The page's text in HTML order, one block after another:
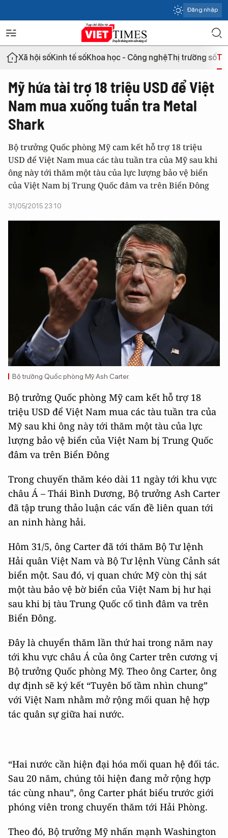
Đăng nhập
Xã hội sốKinh tế sốKhoa học - Công nghệThị trường số
Mỹ hứa tài trợ 18 triệu USD để Việt
Nam mua xuống tuần tra Metal
Shark
Bộ trưởng Quốc phòng Mỹ cam kết hỗ trợ 18 triệu
USD để Việt Nam mua các tàu tuần tra của Mỹ sau khi
ông này tới thăm một tàu của lực lượng bảo vệ biển
của Việt Nam bị Trung Quốc đâm va trên Biển Đông
31/05/2015 23:10
Bộ trưởng Quốc phòng Mỹ Ash Carter.
Bộ trưởng Quốc phòng Mỹ cam kết hỗ trợ 18
triệu USD để Việt Nam mua các tàu tuần tra của
Mỹ sau khi ông này tới thăm một tàu của lực
lượng bảo vệ biển của Việt Nam bị Trung Quốc
đâm va trên Biển Đông
Trong chuyến thăm kéo dài 11 ngày tới khu vực
châu Á – Thái Bình Dương, Bộ trưởng Ash Carter
đã tập trung thảo luận các vấn đề liên quan tới
an ninh hàng hải.
Hôm 31/5, ông Carter đã tới thăm Bộ Tư lệnh
Hải quân Việt Nam và Bộ Tư lệnh Vùng Cảnh sát
biển một. Sau đó, vị quan chức Mỹ còn thị sát
một tàu bảo vệ bờ biển của Việt Nam bị hư hại
sau khi bị tàu Trung Quốc cố tình đâm va trên
Biển Đông.
Đây là chuyển thăm lần thứ hai trong năm nay
tới khu vực châu Á của ông Carter trên cương vị
Bộ trưởng Quốc phòng Mỹ. Theo ông Carter, ông
dự định sẽ ký kết “Tuyên bố tầm nhìn chung”
với Việt Nam nhằm mở rộng mối quan hệ hợp
tác quân sự giữa hai nước.
“Hai nước cần hiện đại hóa mối quan hệ đối tác.
Sau 20 năm, chúng tôi hiện đang mở rộng hợp
tác cùng nhau”, ông Carter phát biểu trước giới
phóng viên trong chuyến thăm tới Hải Phòng.
Theo đó, Bộ trưởng Mỹ nhấn mạnh Washington